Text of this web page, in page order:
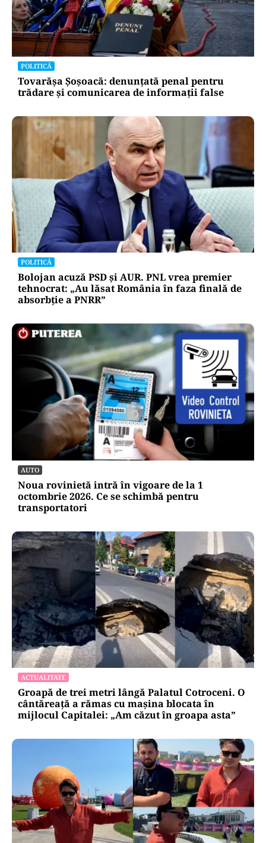
POLITICĂ
Tovarășa Șoșoacă: denunțată penal pentru
trădare și comunicarea de informații false
POLITICĂ
Bolojan acuză PSD și AUR. PNL vrea premier
tehnocrat: „Au lăsat România în faza finală de
absorbţie a PNRR”
AUTO
Noua rovinietă intră în vigoare de la 1
octombrie 2026. Ce se schimbă pentru
transportatori
ACTUALITATE
Groapă de trei metri lângă Palatul Cotroceni. O
cântăreață a rămas cu mașina blocata în
mijlocul Capitalei: „Am căzut în groapa asta”